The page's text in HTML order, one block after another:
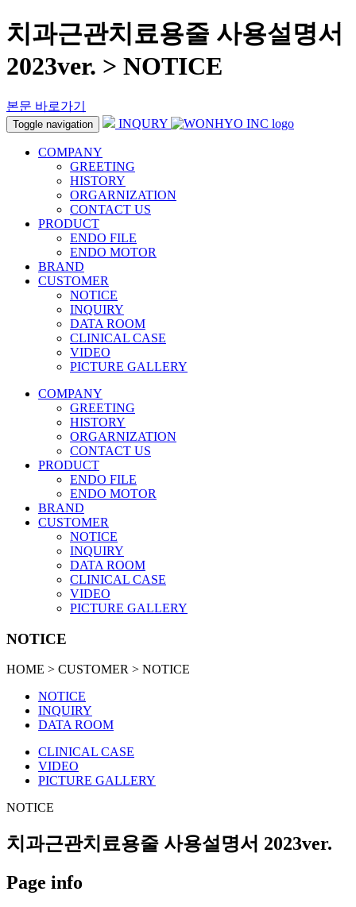
치과근관치료용줄 사용설명서
2023ver. > NOTICE
본문 바로가기
Toggle navigation INQURY
COMPANY
GREETING
HISTORY
ORGARNIZATION
CONTACT US
PRODUCT
ENDO FILE
ENDO MOTOR
BRAND
CUSTOMER
NOTICE
INQUIRY
DATA ROOM
CLINICAL CASE
VIDEO
PICTURE GALLERY
COMPANY
GREETING
HISTORY
ORGARNIZATION
CONTACT US
PRODUCT
ENDO FILE
ENDO MOTOR
BRAND
CUSTOMER
NOTICE
INQUIRY
DATA ROOM
CLINICAL CASE
VIDEO
PICTURE GALLERY
NOTICE
HOME > CUSTOMER > NOTICE
NOTICE
INQUIRY
DATA ROOM
CLINICAL CASE
VIDEO
PICTURE GALLERY
NOTICE
치과근관치료용줄 사용설명서 2023ver.
Page info